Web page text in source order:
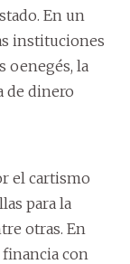
En un
instituciones
oenegés, la
de dinero
el cartismo
para la
otras. En
financia con